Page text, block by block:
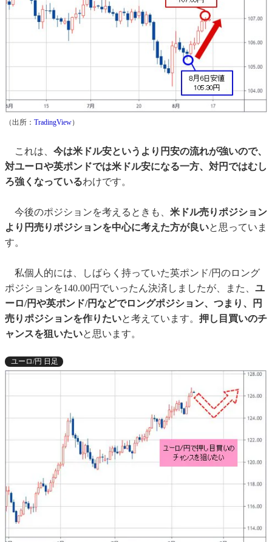
（出所： TradingView）
これは、 今は米ドル安というより円安の流れが強いので、
対ユーロや英ポンドでは米ドル安になる一方、対円ではむし
ろ強くなっているわけです。
今後のポジションを考えるときも、 米ドル売りポジション
より円売りポジションを中心に考えた方が良いと思っていま
す。
私個人的には、しばらく持っていた英ポンド/円のロング
ポジションを140.00円でいったん決済しましたが、また、 ユ
ーロ/円や英ポンド/円などでロングポジション、つまり、円
売りポジションを作りたいと考えています。 押し目買いのチ
ャンスを狙いたいと思います。
ユーロ/円 日足